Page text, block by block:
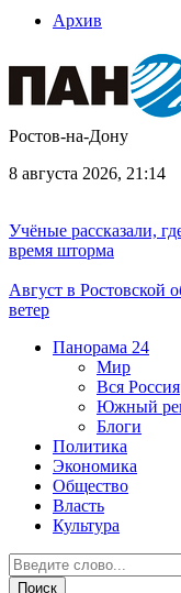
Архив
Ростов-на-Дону
8 августа 2026, 21:14
Учёные рассказали,
время шторма
Август в Ростовской
ветер
Панорама 24
Мир
Вся Россия
Южный
Блоги
Политика
Экономика
Общество
Власть
Культура